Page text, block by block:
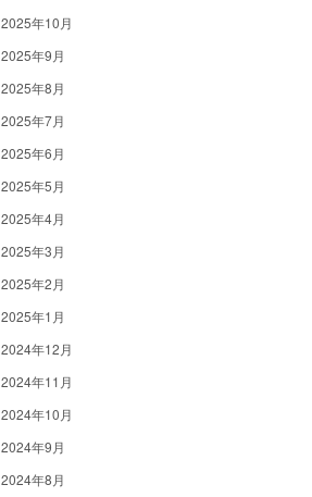
2025年10月
2025年9月
2025年8月
2025年7月
2025年6月
2025年5月
2025年4月
2025年3月
2025年2月
2025年1月
2024年12月
2024年11月
2024年10月
2024年9月
2024年8月